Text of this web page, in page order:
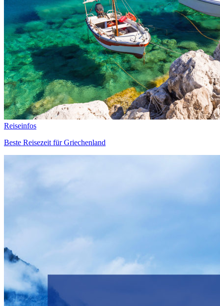
Reiseinfos
Beste Reisezeit für Griechenland